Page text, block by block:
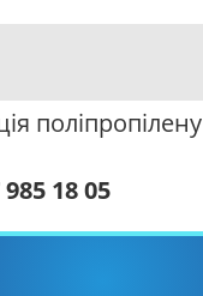
поліпропілену
18 05